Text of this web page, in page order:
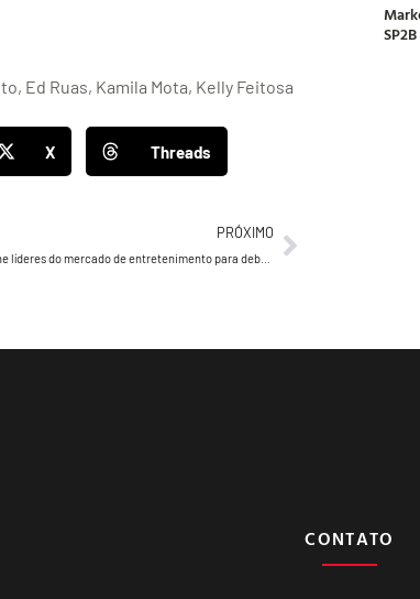
Ed Ruas, Kamila Mota, Kelly Feitosa
X Threads
PRÓXIMO
CONTATO